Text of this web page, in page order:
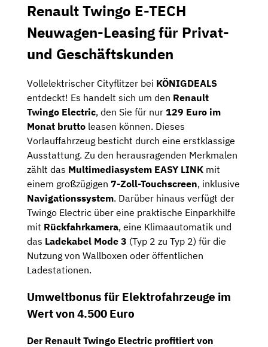
Renault Twingo E-TECH
Neuwagen-Leasing für Privat-
und Geschäftskunden
Vollelektrischer Cityflitzer bei KÖNIGDEALS
entdeckt! Es handelt sich um den Renault
Twingo Electric, den Sie für nur 129 Euro im
Monat brutto leasen können. Dieses
Vorlauffahrzeug besticht durch eine erstklassige
Ausstattung. Zu den herausragenden Merkmalen
zählt das Multimediasystem EASY LINK mit
einem großzügigen 7-Zoll-Touchscreen, inklusive
Navigationssystem. Darüber hinaus verfügt der
Twingo Electric über eine praktische Einparkhilfe
mit Rückfahrkamera, eine Klimaautomatik und
das Ladekabel Mode 3 (Typ 2 zu Typ 2) für die
Nutzung von Wallboxen oder öffentlichen
Ladestationen.
Umweltbonus für Elektrofahrzeuge im
Wert von 4.500 Euro
Der Renault Twingo Electric profitiert von